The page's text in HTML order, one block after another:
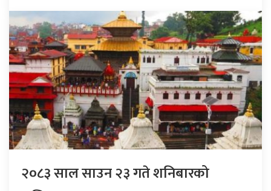
२०८३ साल साउन २३ गते शनिबारको